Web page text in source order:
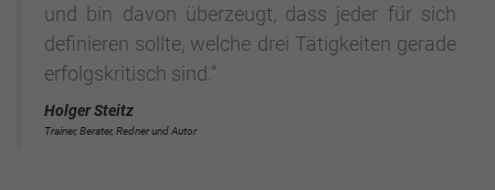
und bin davon überzeugt, dass jeder für sich
definieren sollte, welche drei Tätigkeiten gerade
erfolgskritisch sind.“
Holger Steitz
Trainer, Berater, Redner und Autor